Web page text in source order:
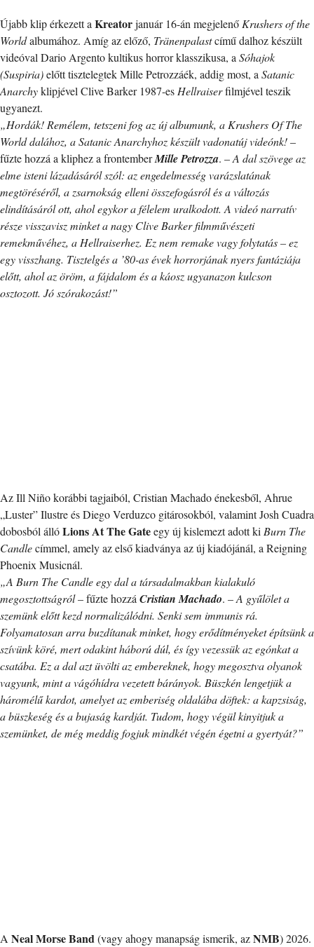
Újabb klip érkezett a Kreatorjanuár 16-án megjelenő Krushers of the
Worldalbumához. Amíg az előző, Tränenpalastcímű dalhoz készült
videóval Dario Argento kultikus horror klasszikusa, a Sóhajok
(Suspiria)előtt tisztelegtek Mille Petrozzáék, addig most, a Satanic
Anarchyklipjével Clive Barker 1987-es Hellraiserfilmjével teszik
ugyanezt.
„Hordák! Remélem, tetszeni fog az új albumunk, a Krushers Of The
World dalához, a Satanic Anarchyhoz készült vadonatúj videónk!–
fűzte hozzá a kliphez a frontemberMille Petrozza. –A dal szövege az
elme isteni lázadásáról szól: az engedelmesség varázslatának
megtöréséről, a zsarnokság elleni összefogásról és a változás
elindításáról ott, ahol egykor a félelem uralkodott. A videó narratív
része visszavisz minket a nagy Clive Barker filmművészeti
remekművéhez, a Hellraiserhez. Ez nem remake vagy folytatás – ez
egy visszhang. Tisztelgés a ’80-as évek horrorjának nyers fantáziája
előtt, ahol az öröm, a fájdalom és a káosz ugyanazon kulcson
osztozott. Jó szórakozást!”
Az Ill Niño korábbi tagjaiból, Cristian Machado énekesből, Ahrue
„Luster” Ilustre és Diego Verduzco gitárosokból, valamint Josh Cuadra
dobosból állóLions At The Gateegy új kislemezt adott kiBurn The
Candlecímmel, amely az első kiadványa az új kiadójánál, a Reigning
Phoenix Musicnál.
„A Burn The Candle egy dal a társadalmakban kialakuló
megosztottságról– fűzte hozzáCristian Machado. –A gyűlölet a
szemünk előtt kezd normalizálódni. Senki sem immunis rá.
Folyamatosan arra buzdítanak minket, hogy erődítményeket építsünk a
szívünk köré, mert odakint háború dúl, és így vezessük az egónkat a
csatába. Ez a dal azt üvölti az embereknek, hogy megosztva olyanok
vagyunk, mint a vágóhídra vezetett bárányok. Büszkén lengetjük a
háromélű kardot, amelyet az emberiség oldalába döftek: a kapzsiság,
a büszkeség és a bujaság kardját. Tudom, hogy végül kinyitjuk a
szemünket, de még meddig fogjuk mindkét végén égetni a gyertyát?”
A Neal Morse Band(vagy ahogy manapság ismerik, azNMB) 2026.